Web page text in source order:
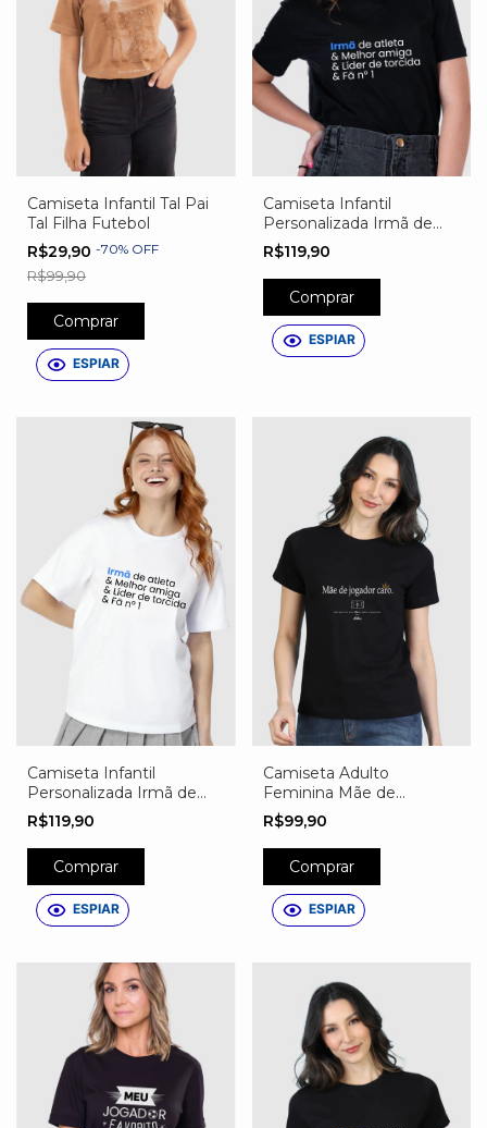
Camiseta Infantil Tal Pai
Tal Filha Futebol
R$29,90 -70% OFF
R$99,90
Comprar
ESPIAR
Camiseta Infantil
Personalizada Irmã de
Atleta
R$119,90
Comprar
ESPIAR
Camiseta Infantil
Personalizada Irmã de
Atleta
R$119,90
Comprar
ESPIAR
Camiseta Adulto
Feminina Mãe de
Jogador Caro
R$99,90
Comprar
ESPIAR